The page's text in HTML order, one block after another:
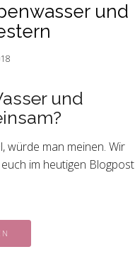
und
und
würde man meinen. Wir
im heutigen Blogpost